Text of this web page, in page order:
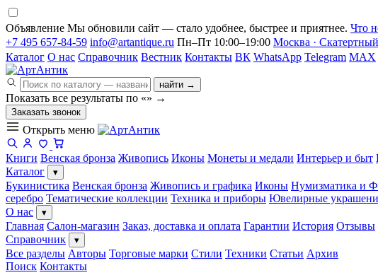
Объявление Мы обновили сайт — стало удобнее, быстрее и приятнее. Что
+7 495 657-84-59 info@artantique.ru Пн–Пт 10:00–19:00 Москва ·
Каталог О нас Справочник Вестник Контакты ВК WhatsApp Telegram MAX
найти →
Показать все результаты по «» →
Заказать звонок
Открыть меню
Книги Венская бронза Живопись Иконы Монеты и медали Интерьер и быт
Каталог
▾
Букинистика Венская бронза Живопись и графика Иконы Нумизматика и
серебро Тематические коллекции Техника и приборы Ювелирные
О нас
▾
Главная Салон-магазин Заказ, доставка и оплата Гарантии История Отзывы
Справочник
▾
Все разделы Авторы Торговые марки Стили Техники Статьи Архив
Поиск Контакты